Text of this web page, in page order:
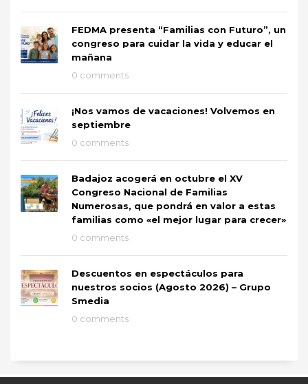
FEDMA presenta “Familias con Futuro”, un
congreso para cuidar la vida y educar el
mañana
0 comments
¡Nos vamos de vacaciones! Volvemos en
septiembre
0 comments
Badajoz acogerá en octubre el XV
Congreso Nacional de Familias
Numerosas, que pondrá en valor a estas
familias como «el mejor lugar para crecer»
0 comments
Descuentos en espectáculos para
nuestros socios (Agosto 2026) – Grupo
Smedia
0 comments